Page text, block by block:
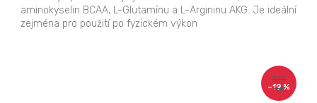
aminokyselin BCAA, L-Glutamínu a L-Argininu AKG. Je ideální
zejména pro použití po fyzickém výkon
320
Kč
–19 %